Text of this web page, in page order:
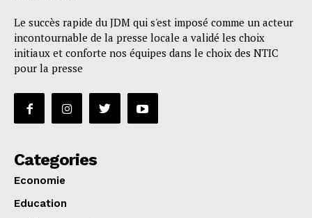
Le succès rapide du JDM qui s'est imposé comme un acteur
incontournable de la presse locale a validé les choix
initiaux et conforte nos équipes dans le choix des NTIC
pour la presse
Categories
Economie
Education